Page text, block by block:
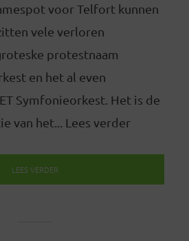
voor Telfort kunnen
vele verloren
protestnaam
en het al even
Symfonieorkest. Het is de
van het... Lees verder
LEES VERDER